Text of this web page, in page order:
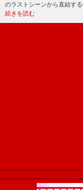
のラストシーンから直結す
続きを読む